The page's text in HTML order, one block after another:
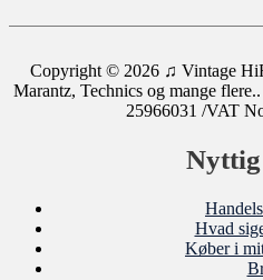
Copyright © 2026 ♫ Vintage
Marantz, Technics og mange flere..
25966031 /VAT
Hvad
Køber i